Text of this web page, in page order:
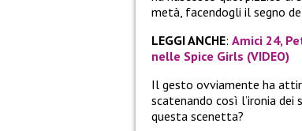
metà, facendogli il segno
LEGGI ANCHE: Amici 24,
nelle Spice Girls (VIDEO)
Il gesto ovviamente ha
scatenando così l’ironia dei
questa scenetta?